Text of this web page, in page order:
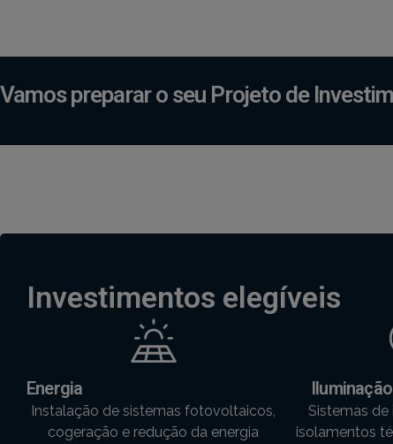
Vamos preparar o seu Projeto de
Investimentos elegíveis
Energia
Instalação de sistemas fotovoltaicos,
cogeração e redução da energia
Sistemas de
isolamentos